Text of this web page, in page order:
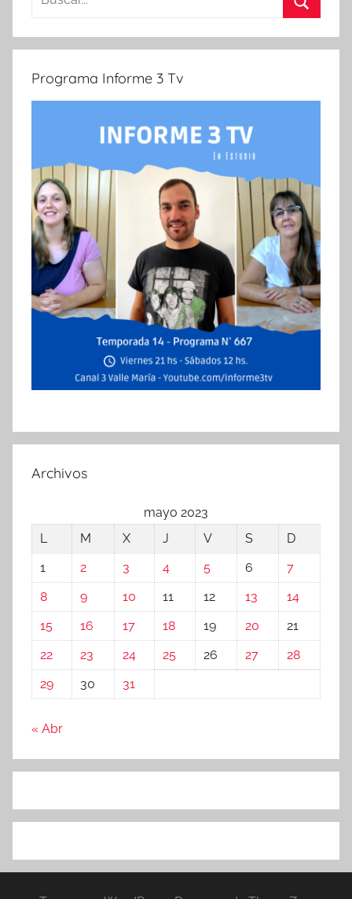
Programa Informe 3 Tv
Archivos
mayo 2023
L
M X J V S
D
1
2 3 4 5 6
7
8
9 10 11 12 13
14
15
16 17 18 19 20
21
22
23 24 25 26 27
28
29
30 31
« Abr